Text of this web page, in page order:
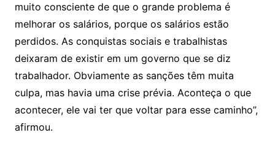
muito consciente de que o grande problema é
melhorar os salários, porque os salários estão
perdidos. As conquistas sociais e trabalhistas
deixaram de existir em um governo que se diz
trabalhador. Obviamente as sanções têm muita
culpa, mas havia uma crise prévia. Aconteça o que
acontecer, ele vai ter que voltar para esse caminho”,
afirmou.